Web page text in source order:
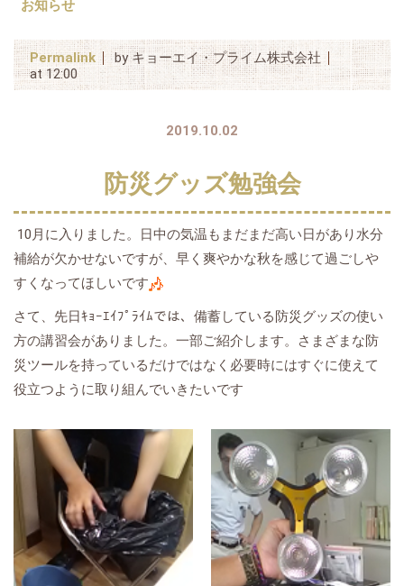
お知らせ
Permalink
by キョーエイ・プライム株式会社
at 12:00
2019.10.02
防災グッズ勉強会
10月に入りました。日中の気温もまだまだ高い日があり水分
補給が欠かせないですが、早く爽やかな秋を感じて過ごしや
すくなってほしいです
さて、先日ｷｮｰｴｲﾌﾟﾗｲﾑでは、備蓄している防災グッズの使い
方の講習会がありました。一部ご紹介します。さまざまな防
災ツールを持っているだけではなく必要時にはすぐに使えて
役立つように取り組んでいきたいです